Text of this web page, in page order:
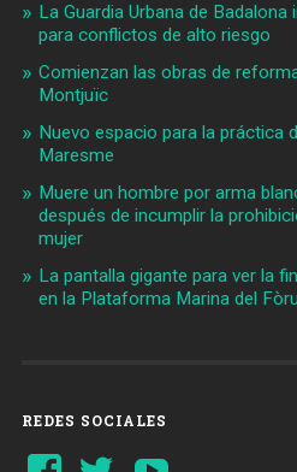
La Guardia Urbana de
para conflictos de alto riesgo
Comienzan las obras de
Montjuïc
Nuevo espacio para la práctica
Maresme
Muere un hombre por arma
después de incumplir la
mujer
La pantalla gigante para ver la
en la Plataforma Marina del
REDES SOCIALES
Ver
Ver